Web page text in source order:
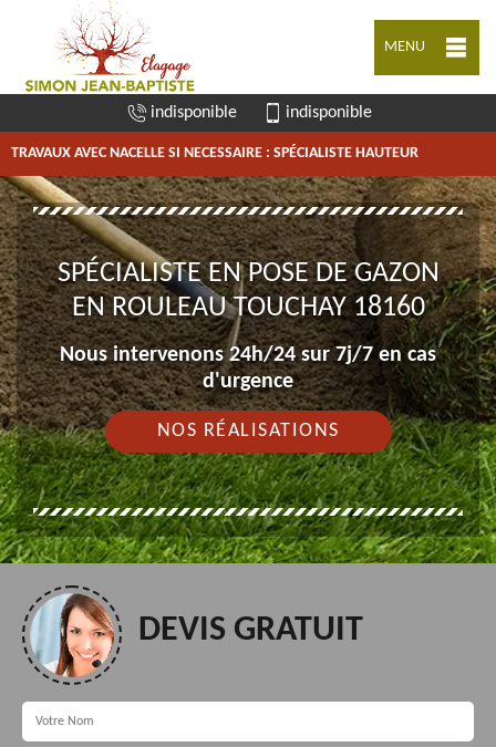
MENU
indisponible indisponible
TRAVAUX AVEC NACELLE SI NECESSAIRE : SPÉCIALISTE HAUTEUR
SPÉCIALISTE EN POSE DE GAZON
EN ROULEAU TOUCHAY 18160
Nous intervenons 24h/24 sur 7j/7 en cas
d'urgence
NOS RÉALISATIONS
DEVIS GRATUIT